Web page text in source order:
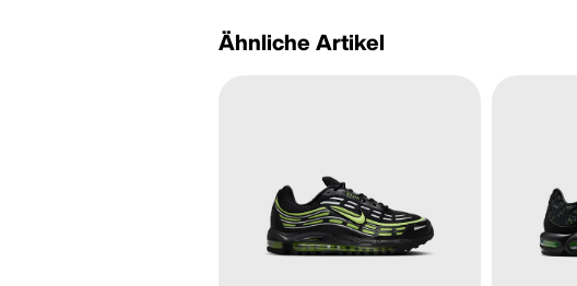
Ähnliche Artikel